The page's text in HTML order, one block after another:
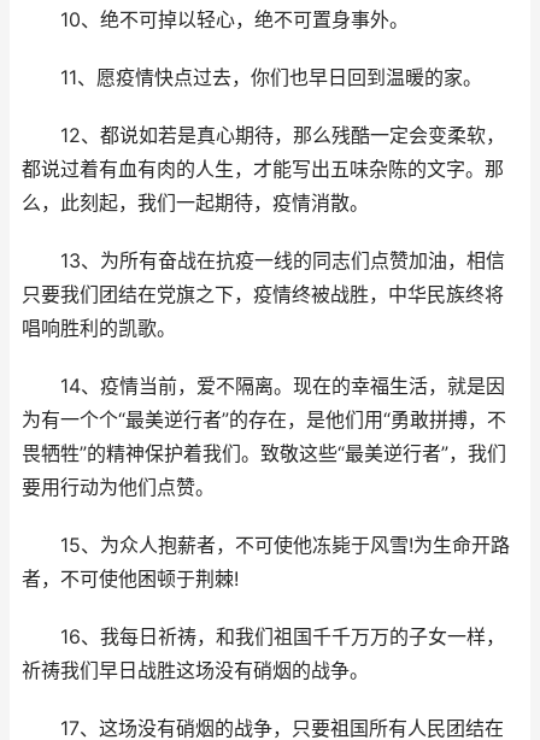
10、绝不可掉以轻心，绝不可置身事外。
11、愿疫情快点过去，你们也早日回到温暖的家。
12、都说如若是真心期待，那么残酷一定会变柔软，
都说过着有血有肉的人生，才能写出五味杂陈的文字。那
么，此刻起，我们一起期待，疫情消散。
13、为所有奋战在抗疫一线的同志们点赞加油，相信
只要我们团结在党旗之下，疫情终被战胜，中华民族终将
唱响胜利的凯歌。
14、疫情当前，爱不隔离。现在的幸福生活，就是因
为有一个个“最美逆行者”的存在，是他们用“勇敢拼搏，不
畏牺牲”的精神保护着我们。致敬这些“最美逆行者”，我们
要用行动为他们点赞。
15、为众人抱薪者，不可使他冻毙于风雪!为生命开路
者，不可使他困顿于荆棘!
16、我每日祈祷，和我们祖国千千万万的子女一样，
祈祷我们早日战胜这场没有硝烟的战争。
17、这场没有硝烟的战争，只要祖国所有人民团结在